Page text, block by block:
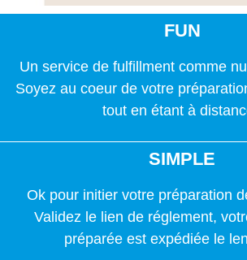
FUN
Un service de fulfillment comme
Soyez au coeur de votre
tout en étant à
SIMPLE
Ok pour initier votre préparation
Validez le lien de réglement,
préparée est expédiée le